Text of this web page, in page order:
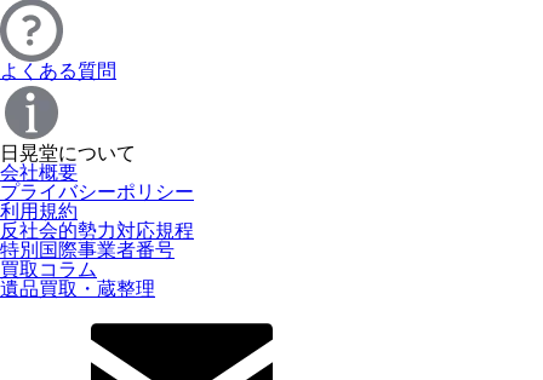
よくある質問
日晃堂について
会社概要
プライバシーポリシー
利用規約
反社会的勢力対応規程
特別国際事業者番号
買取コラム
遺品買取・蔵整理